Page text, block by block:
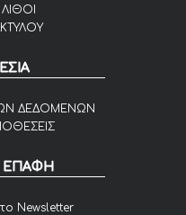
ΔΕΔΟΜΕΝΩΝ
ΕΠΑΦΗ
Newsletter